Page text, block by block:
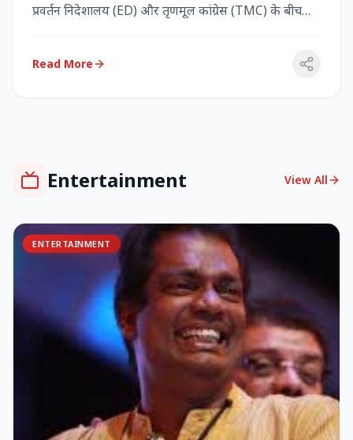
प्रवर्तन निदेशालय (ED) और तृणमूल कांग्रेस (TMC) के बीच
Read More
Entertainment View All
ENTERTAINMENT